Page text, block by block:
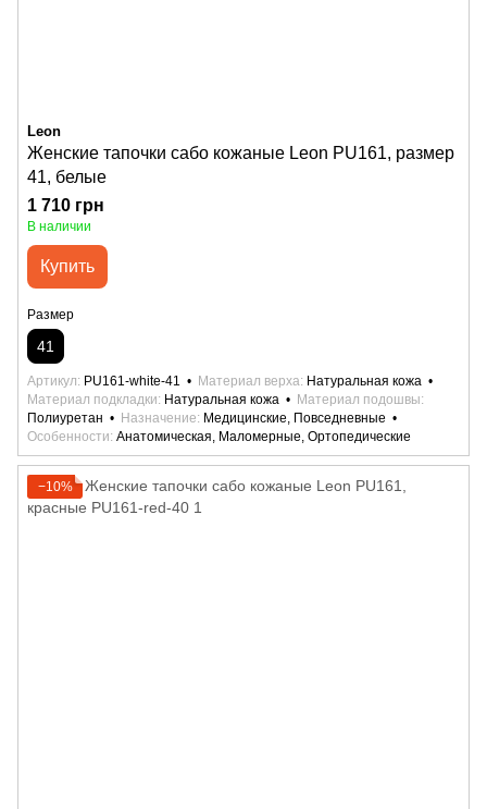
Leon
Женские тапочки сабо кожаные Leon PU161, размер
41, белые
1 710 грн
В наличии
Купить
Размер
41
Артикул PU161-white-41 Материал верха Натуральная кожа
Материал подкладки
Натуральная кожа
Материал подошвы
Полиуретан
Назначение
Медицинские, Повседневные
Особенности Анатомическая, Маломерные, Ортопедические
−10%